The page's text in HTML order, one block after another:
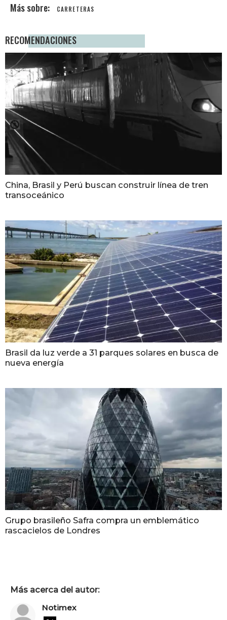
CARRETERAS
RECOMENDACIONES
China, Brasil y Perú buscan construir línea de tren
transoceánico
Brasil da luz verde a 31 parques solares en busca de
nueva energía
Grupo brasileño Safra compra un emblemático
rascacielos de Londres
Más acerca del autor:
Notimex